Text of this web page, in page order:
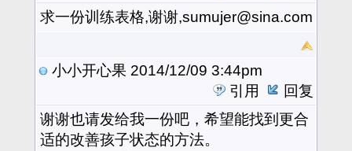
求一份训练表格,谢谢,sumujer@sina.com
小小开心果 2014/12/09 3:44pm
引用
回复
谢谢也请发给我一份吧，希望能找到更合
适的改善孩子状态的方法。